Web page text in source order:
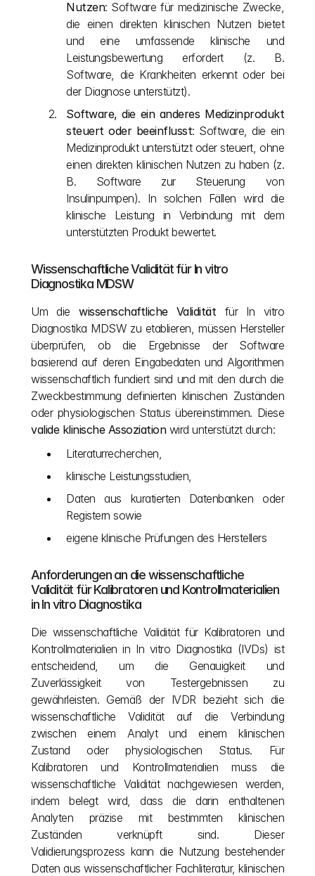
Nutzen: Software für medizinische Zwecke,
die einen direkten klinischen Nutzen bietet
und eine umfassende klinische und
Leistungsbewertung erfordert (z. B.
Software, die Krankheiten erkennt oder bei
der Diagnose unterstützt).
Software, die ein anderes Medizinprodukt
steuert oder beeinflusst: Software, die ein
Medizinprodukt unterstützt oder steuert, ohne
einen direkten klinischen Nutzen zu haben (z.
B. Software zur Steuerung von
Insulinpumpen). In solchen Fällen wird die
klinische Leistung in Verbindung mit dem
unterstützten Produkt bewertet.
Wissenschaftliche Validität für In vitro
Diagnostika MDSW
Um die wissenschaftliche Validität für In vitro
Diagnostika MDSW zu etablieren, müssen Hersteller
überprüfen, ob die Ergebnisse der Software
basierend auf deren Eingabedaten und Algorithmen
wissenschaftlich fundiert sind und mit den durch die
Zweckbestimmung definierten klinischen Zuständen
valide klinische Assoziation wird unterstützt durch:
Literaturrecherchen,
klinische Leistungsstudien,
Daten aus kuratierten Datenbanken oder
Registern sowie
eigene klinische Prüfungen des Herstellers
Anforderungen an die wissenschaftliche
Validität für Kalibratoren und Kontrollmaterialien
in In vitro Diagnostika
Die wissenschaftliche Validität für Kalibratoren und
Kontrollmaterialien in In vitro Diagnostika (IVDs) ist
entscheidend, um die Genauigkeit und
Zuverlässigkeit von Testergebnissen zu
gewährleisten. Gemäß der IVDR bezieht sich die
wissenschaftliche Validität auf die Verbindung
zwischen einem Analyt und einem klinischen
Zustand oder physiologischen Status. Für
Kalibratoren und Kontrollmaterialien muss die
wissenschaftliche Validität nachgewiesen werden,
indem belegt wird, dass die darin enthaltenen
Analyten präzise mit bestimmten klinischen
Zuständen verknüpft sind. Dieser
Validierungsprozess kann die Nutzung bestehender
Daten aus wissenschaftlicher Fachliteratur, klinischen